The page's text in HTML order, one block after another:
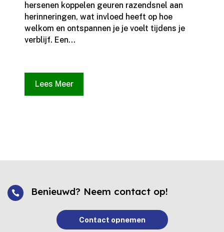
hersenen koppelen geuren razendsnel aan
herinneringen, wat invloed heeft op hoe
welkom en ontspannen je je voelt tijdens je
verblijf.​ Een...
Lees Meer
 Benieuwd? Neem contact op!
Contact opnemen